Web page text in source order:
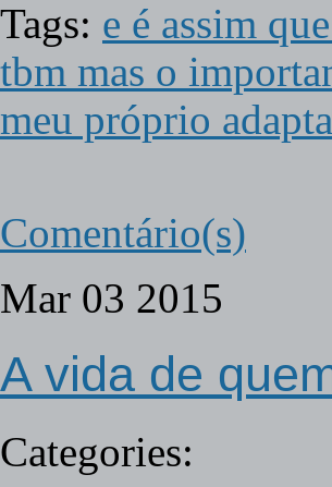
Tags: e é assim
tbm mas o
meu próprio
Comentário(s)
Mar 03 2015
A vida de
Categories: